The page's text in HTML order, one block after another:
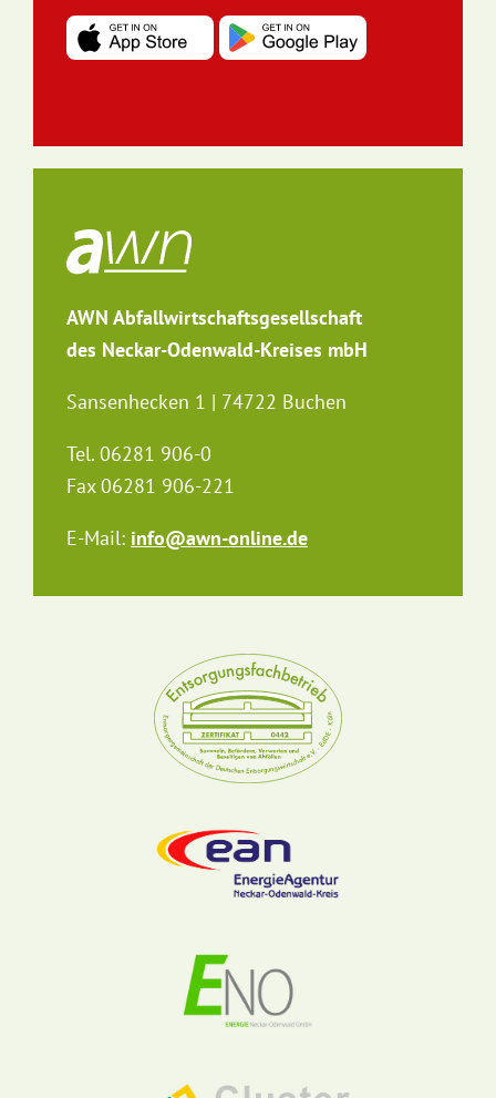
AWN Abfallwirtschaftsgesellschaft
des Neckar-Odenwald-Kreises mbH
Sansenhecken 1 | 74722 Buchen
Tel. 06281 906-0
Fax 06281 906-221
E-Mail: info@awn-online.de